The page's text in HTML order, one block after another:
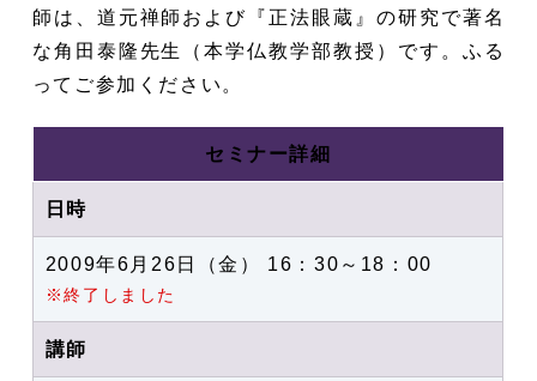
師は、道元禅師および『正法眼蔵』の研究で著名
な角田泰隆先生（本学仏教学部教授）です。ふる
ってご参加ください。
セミナー詳細
日時
2009年6月26日（金） 16：30～18：00
※終了しました
講師